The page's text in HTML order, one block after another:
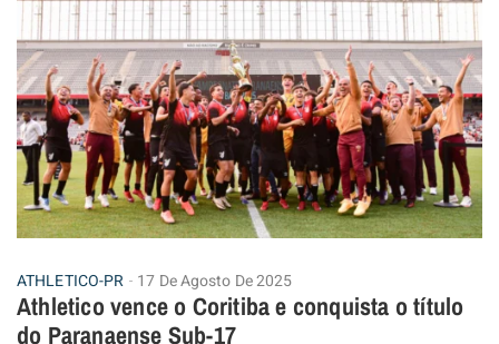
ATHLETICO-PR 17 De Agosto De 2025
Athletico vence o Coritiba e conquista o título
do Paranaense Sub-17